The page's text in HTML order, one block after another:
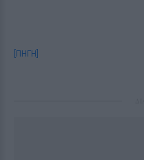
[ΠΗΓΗ]